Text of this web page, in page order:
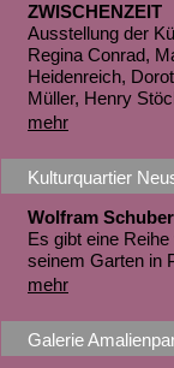
ZWISCHENZEIT
Ausstellung der
Regina Conrad,
Heidenreich,
Müller, Henry
mehr
Kulturquartier
Wolfram
Es gibt eine
seinem Garten in
mehr
Galerie